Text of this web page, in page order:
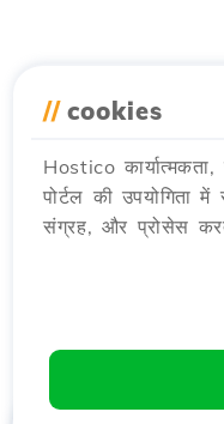
// cookies
Hostico
पोर्टल की उपयोगिता
संग्रह, और प्रोसेस